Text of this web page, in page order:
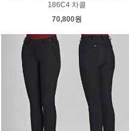
186C4 차콜
70,800원